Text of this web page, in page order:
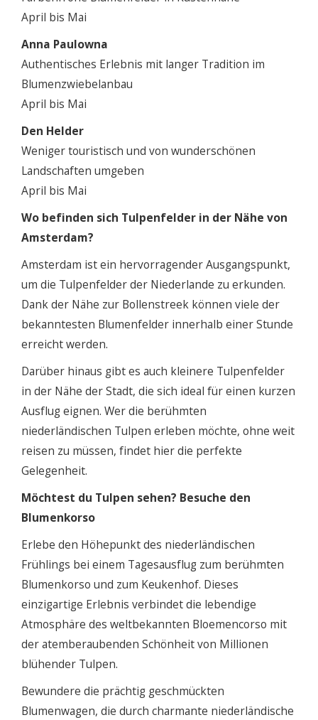
April bis Mai
Anna Paulowna
Authentisches Erlebnis mit langer Tradition im
Blumenzwiebelanbau
April bis Mai
Den Helder
Weniger touristisch und von wunderschönen
Landschaften umgeben
April bis Mai
Wo befinden sich Tulpenfelder in der Nähe von
Amsterdam?
Amsterdam ist ein hervorragender Ausgangspunkt,
um die Tulpenfelder der Niederlande zu erkunden.
Dank der Nähe zur Bollenstreek können viele der
bekanntesten Blumenfelder innerhalb einer Stunde
erreicht werden.
Darüber hinaus gibt es auch kleinere Tulpenfelder
in der Nähe der Stadt, die sich ideal für einen kurzen
Ausflug eignen. Wer die berühmten
niederländischen Tulpen erleben möchte, ohne weit
reisen zu müssen, findet hier die perfekte
Gelegenheit.
Möchtest du Tulpen sehen? Besuche den
Blumenkorso
Erlebe den Höhepunkt des niederländischen
Frühlings bei einem Tagesausflug zum berühmten
Blumenkorso und zum Keukenhof. Dieses
einzigartige Erlebnis verbindet die lebendige
Atmosphäre des weltbekannten Bloemencorso mit
der atemberaubenden Schönheit von Millionen
blühender Tulpen.
Bewundere die prächtig geschmückten
Blumenwagen, die durch charmante niederländische